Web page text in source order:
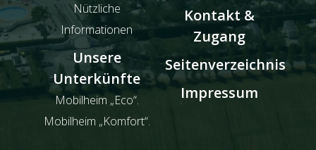
Nützliche
Informationen
Unsere
Unterkünfte
Mobilheim „Eco“.
Mobilheim „Komfort“.
Kontakt &
Zugang
Seitenverzeichnis
Impressum